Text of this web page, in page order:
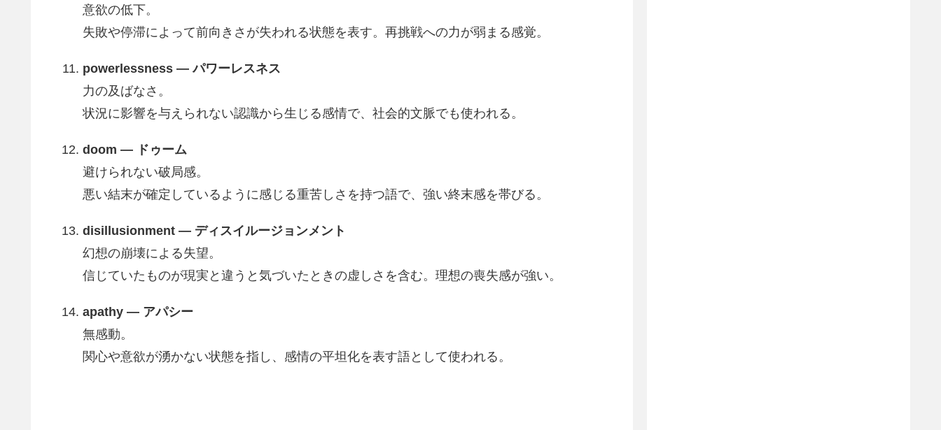
意欲の低下。
失敗や停滞によって前向きさが失われる状態を表す。再挑戦への力が弱まる感覚。
powerlessness — パワーレスネス
力の及ばなさ。
状況に影響を与えられない認識から生じる感情で、社会的文脈でも使われる。
doom — ドゥーム
避けられない破局感。
悪い結末が確定しているように感じる重苦しさを持つ語で、強い終末感を帯びる。
disillusionment — ディスイルージョンメント
幻想の崩壊による失望。
信じていたものが現実と違うと気づいたときの虚しさを含む。理想の喪失感が強い。
apathy — アパシー
無感動。
関心や意欲が湧かない状態を指し、感情の平坦化を表す語として使われる。